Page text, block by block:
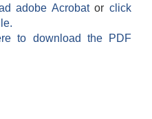
adobe Acrobatorclick
to download the PDF